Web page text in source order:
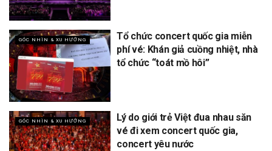
GÓC NHÌN & XU HƯỚNG
Tổ chức concert quốc gia miễn
phí vé: Khán giả cuồng nhiệt, nhà
tổ chức “toát mồ hôi”
GÓC NHÌN & XU HƯỚNG
Lý do giới trẻ Việt đua nhau săn
vé đi xem concert quốc gia,
concert yêu nước